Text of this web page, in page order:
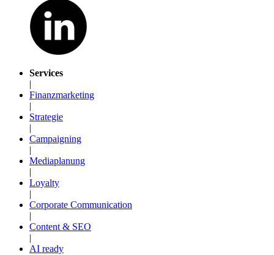
Services
|
Finanzmarketing
|
Strategie
|
Campaigning
|
Mediaplanung
|
Loyalty
|
Corporate Communication
|
Content & SEO
|
AI ready